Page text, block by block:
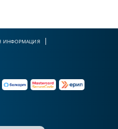
ИНФОРМАЦИЯ